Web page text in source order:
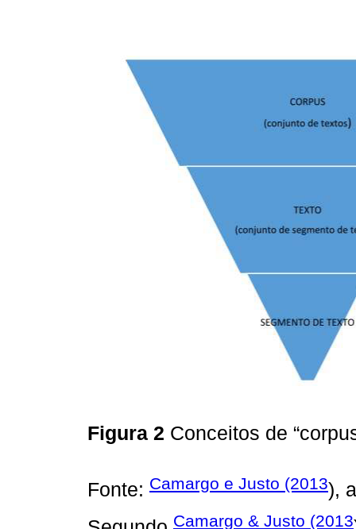
Figura 2 Conceitos de
Fonte: Camargo e Justo (2013),
Camargo & Justo (2013